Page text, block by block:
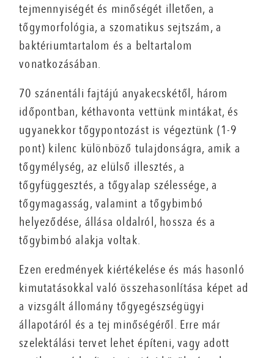
tejmennyiségét és minőségét illetően, a
tőgymorfológia, a szomatikus sejtszám, a
baktériumtartalom és a beltartalom
vonatkozásában.
70 szánentáli fajtájú anyakecskétől, három
időpontban, kéthavonta vettünk mintákat, és
ugyanekkor tőgypontozást is végeztünk (1-9
pont) kilenc különböző tulajdonságra, amik a
tőgymélység, az elülső illesztés, a
tőgyfüggesztés, a tőgy­alap szélessége, a
tőgymagasság, valamint a tőgybimbó
helyeződése, állása oldalról, hossza és a
tőgybimbó alakja voltak.
Ezen eredmények kiértékelése és más hasonló
kimutatásokkal való összehasonlítása képet ad
a vizsgált állomány tőgyegészségügyi
állapotáról és a tej minőségéről. Erre már
szelektálási tervet lehet építeni, vagy adott